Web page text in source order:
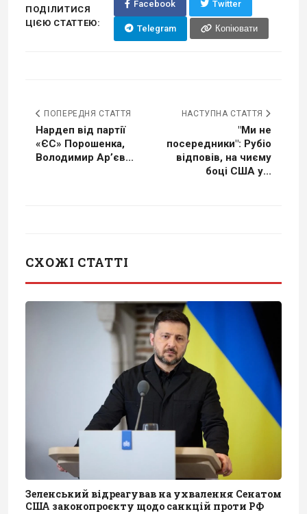
ПОДІЛИТИСЯ
ЦІЄЮ СТАТТЕЮ:
Facebook Twitter
Telegram Копіювати
ПОПЕРЕДНЯ СТАТТЯ
Нардеп від партії
«ЄС» Порошенка,
Володимир Ар’єв...
НАСТУПНА СТАТТЯ
"Ми не
посередники": Рубіо
відповів, на чиєму
боці США у...
СХОЖІ СТАТТІ
Зеленський відреагував на ухвалення Сенатом
США законопроєкту щодо санкцій проти РФ